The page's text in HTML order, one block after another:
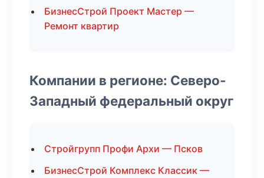
БизнесСтрой Проект Мастер —
Ремонт квартир
Компании в регионе: Северо-
Западный федеральный округ
Стройгрупп Профи Архи — Псков
БизнесСтрой Комплекс Классик —